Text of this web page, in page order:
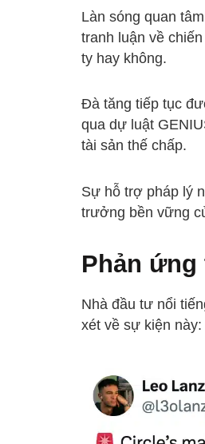
Làn sóng quan
tranh luận về
ty hay không.
Đà tăng tiếp tục
qua dự luật
tài sản thế chấp.
Sự hỗ trợ pháp lý
trưởng bền vững
Phản
Nhà đầu tư nổi
xét về sự kiện này: